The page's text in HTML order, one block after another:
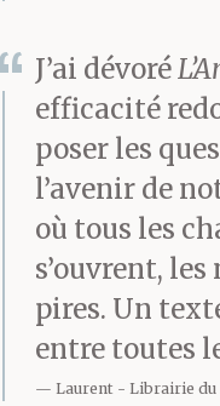
J’ai dévoré
efficacité
poser les
l’avenir de
où tous les
s’ouvrent,
pires. Un
entre toutes
Laurent Librairie du